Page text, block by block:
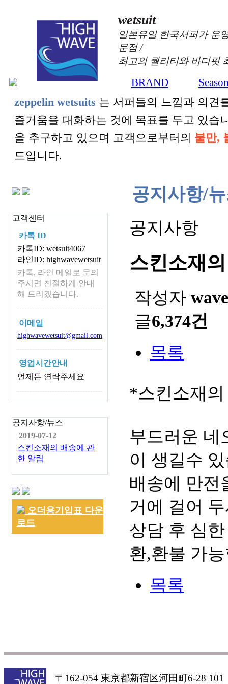
wetsuit
일본유일 한국서퍼가 운
문점 /
최고의 퀄리티와 바디핏
+
BRAND
+
zeppelin wetsuits 는 서퍼들의 느낌과 의견
즐거움을 대화하는 것에 목표를 두고 있
을 추구하고 있으며 고객으로부터의 불만,
드입니다.
고객센터
카톡 ID
카톡ID: wetsuit4067
라인ID: highwavewetsuit
카톡, 라인 메일로 문의
주시면 친절하게 안내
해 드리겠습니다.
이메일
highwavewetsuit@gmail.com
영업시간안내
언제든 연락주세요
공지사항/뉴스
2019-07-12
스킨소재의 배송에 관
한 알림
오더용기입표 다운
로드
공지사항/
공지사항
스킨소재
작성자 wave
글6,374건
목록
*스킨소재
부드러운 네
이 생길수
배송에 만전
거에 걸어
상담 후 심
환,환불 가
목록
〒162-054 東京都新宿区河田町6-28 101